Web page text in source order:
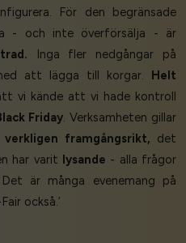
För den begränsade
- och inte överförsälja - är
Inga fler nedgångar på
att lägga till korgar.
Helt
vi kände att vi hade kontroll
Friday. Verksamheten gillar
verkligen framgångsrikt, det
har varit lysande - alla frågor
Det är många evenemang på
också.’